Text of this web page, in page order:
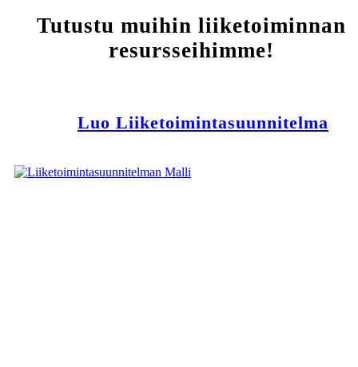
Tutustu muihin liiketoiminnan
resursseihimme!
Luo Liiketoimintasuunnitelma